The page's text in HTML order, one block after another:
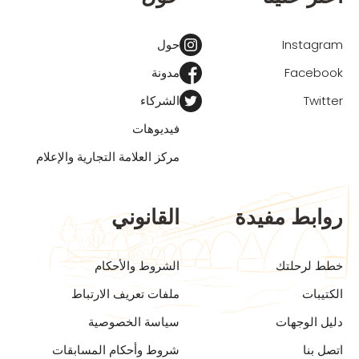
Instagram
Facebook
Twitter
حول
مدونة
الشركاء
فيديوهات
مركز العلامة التجارية والإعلام
روابط مفيدة
خطط لرحلتك
الكتيبات
دليل الوجهات
اتصل بنا
القانوني
الشروط والأحكام
ملفات تعريف الارتباط
سياسة الخصوصية
شروط وأحكام المسابقات